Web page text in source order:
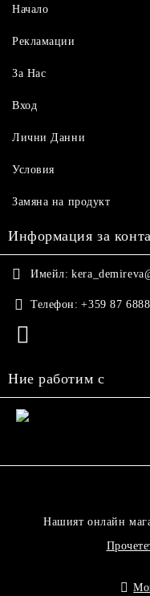
Начало
Рекламации
За Нас
Вход
Лични Данни
Условия
Замяна на продукт
Информация за
Имейл:
Телефон: +359 87
Ние работим с
Нашият онлайн